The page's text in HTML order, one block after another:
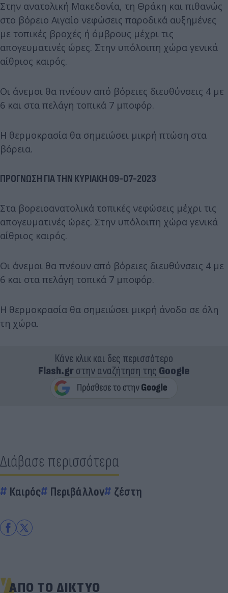
Στην ανατολική Μακεδονία, τη Θράκη και πιθανώς
στο βόρειο Αιγαίο νεφώσεις παροδικά αυξημένες
με τοπικές βροχές ή όμβρους μέχρι τις
απογευματινές ώρες. Στην υπόλοιπη χώρα γενικά
αίθριος καιρός.
Οι άνεμοι θα πνέουν από βόρειες διευθύνσεις 4 με
6 και στα πελάγη τοπικά 7 μποφόρ.
Η θερμοκρασία θα σημειώσει μικρή πτώση στα
βόρεια.
ΠΡΟΓΝΩΣΗ ΓΙΑ ΤΗΝ ΚΥΡΙΑΚΗ 09-07-2023
Στα βορειοανατολικά τοπικές νεφώσεις μέχρι τις
απογευματινές ώρες. Στην υπόλοιπη χώρα γενικά
αίθριος καιρός.
Οι άνεμοι θα πνέουν από βόρειες διευθύνσεις 4 με
6 και στα πελάγη τοπικά 7 μποφόρ.
Η θερμοκρασία θα σημειώσει μικρή άνοδο σε όλη
τη χώρα.
Κάνε κλικ και δες περισσότερο
Flash.grστην αναζήτηση της Google
Διάβασε περισσότερα
Καιρός Περιβάλλον ζέστη
ΑΠΟ ΤΟ ΔΙΚΤΥΟ